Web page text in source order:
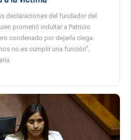
declaraciones del fundador del
prometió indultar a Patricio
condenado por dejarla ciega.
no es cumplir una función”,